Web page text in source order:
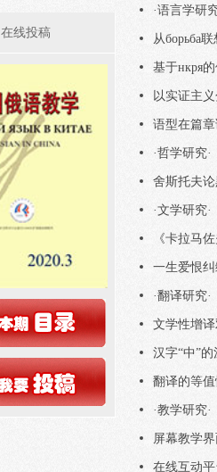
在线投稿
·语言学
从борьба
基于нкря
以实证主
语型在篇
·哲学研
舍斯托夫
·文学研
《卡拉马
一生爱恨
·翻译研
文学性增
汉字“中”
翻译的等
·教学研
屏幕教学
在线互动